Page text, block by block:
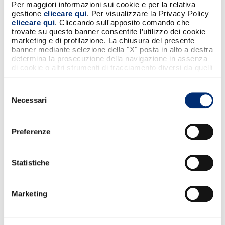
Per maggiori informazioni sui cookie e per la relativa
gestione cliccare qui. Per visualizzare la Privacy Policy
cliccare qui. Cliccando sull'apposito comando che
trovate su questo banner consentite l’utilizzo dei cookie
marketing e di profilazione. La chiusura del presente
banner mediante selezione della "X" posta in alto a destra
determina la prosecuzione della navigazione in assenza
di cookie o altri strumenti di tracciamento diversi da quelli
delNecessari
Preferenze
Statistiche
Marketing
TI PORTIAMO AL CUORE DEGLI EVENTI LIVE
IN ITALIA
Con BANCOMAT e VIVO CONCERTI puoi
vivere da protagonista gli spettacoli più
concerti e tournée, portando sul palco gli
artisti più amati — italiani e internazionali — e
un’esperienza che resta nel tempo.